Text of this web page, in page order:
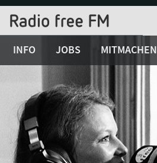
INFO JOBS MITMACHEN